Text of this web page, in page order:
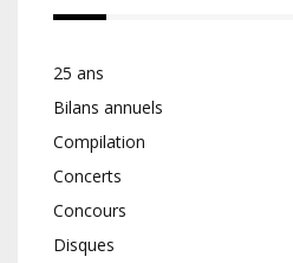
25 ans
Bilans annuels
Compilation
Concerts
Concours
Disques